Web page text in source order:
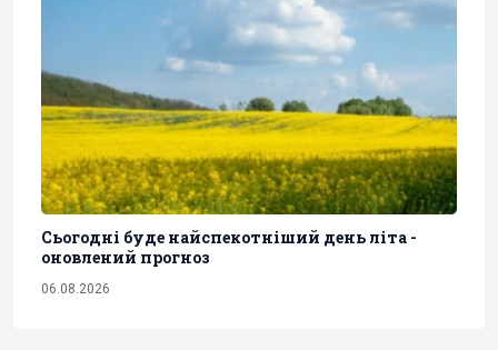
Сьогодні буде найспекотніший день літа -
оновлений прогноз
06.08.2026